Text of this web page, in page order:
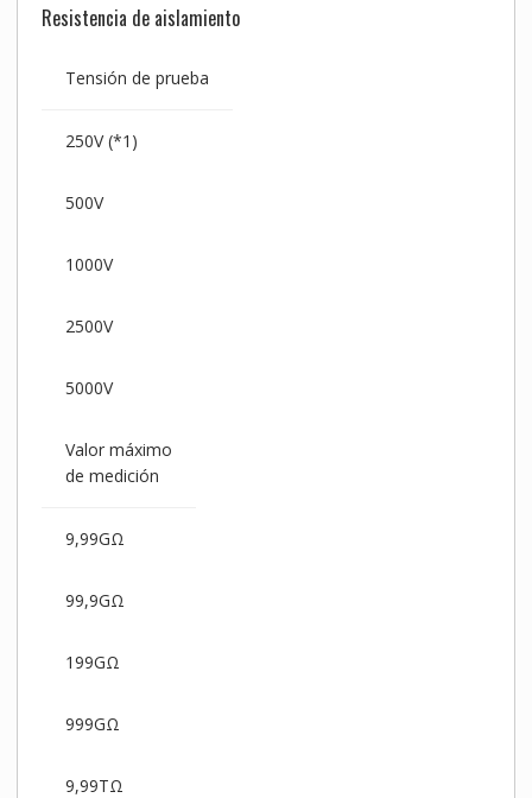
Resistencia de aislamiento
Tensión de prueba
250V (*1)
500V
1000V
2500V
5000V
Valor máximo
de medición
9,99GΩ
99,9GΩ
199GΩ
999GΩ
9,99TΩ